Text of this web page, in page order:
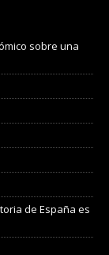
sobre una
de España es